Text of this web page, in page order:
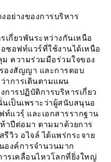
อย่างของการบริหาร
กี่ยวพันระหว่างกันเหนือ
ซอฟท์แวร์ที่ใช้งานได้เหนือ
ความร่วมมือร่วมใจของ
องสัญญา และการตอบ
าการเดินตามแผน
การปฏิบัติการบริหารเกี่ยว
ป็นเพราะว่าผู้สนับสนุนอ
แวรฺ์ และเอกสารรากฐาน
าปีต่อมา ตามมาด้วยการ
วิว อไจล์ ได้แพร่กระจาย
องค์การจำนวนมาก
รเคลื่อนไหวโลกที่ยิ่งใหญ่